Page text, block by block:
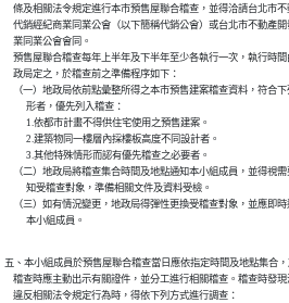
條及相關法令規定進行本市預售屋聯合稽查，並得洽請台北市
代銷經紀商業同業公會（以下簡稱代銷公會）或台北市不動產
    業同業公會會同。
預售屋聯合稽查每年上半年及下半年至少各執行一次，執行時
    政局定之，於稽查前之準備程序如下：
（一）地政局依前點彙整所得之本市預售建案稽查資料，符合
          形者，優先列入稽查：
          1.依都市計畫不得供住宅使用之預售建案。
          2.建築物同一樓層內採樓板高度不同設計者。
          3.其他特殊情形而認有優先稽查之必要者。
（二）地政局將稽查集合時間及地點通知本小組成員，並得視
          知受稽查對象，準備相關文件及資料受檢。
（三）如有情況變更，地政局得彈性更換受稽查對象，並應即時
          本小組成員。
五、本小組成員於預售屋聯合稽查當日應依指定時間及地點集合
稽查時應主動出示有關證件，並分工進行相關稽查。稽查時發
    違反相關法令規定行為時，得依下列方式進行調查：